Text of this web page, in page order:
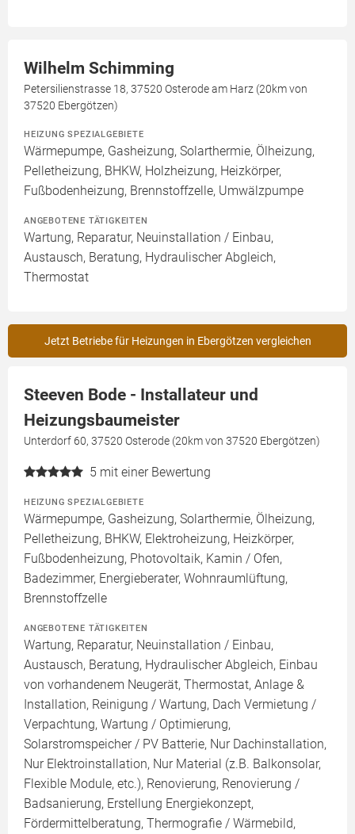
Wilhelm Schimming
Petersilienstrasse 18, 37520 Osterode am Harz (20km von
37520 Ebergötzen)
HEIZUNG SPEZIALGEBIETE
Wärmepumpe, Gasheizung, Solarthermie, Ölheizung,
Pelletheizung, BHKW, Holzheizung, Heizkörper,
Fußbodenheizung, Brennstoffzelle, Umwälzpumpe
ANGEBOTENE TÄTIGKEITEN
Wartung, Reparatur, Neuinstallation / Einbau,
Austausch, Beratung, Hydraulischer Abgleich,
Thermostat
Jetzt Betriebe für Heizungen in Ebergötzen vergleichen
Steeven Bode - Installateur und
Heizungsbaumeister
Unterdorf 60, 37520 Osterode (20km von 37520 Ebergötzen)
5 mit einer Bewertung
HEIZUNG SPEZIALGEBIETE
Wärmepumpe, Gasheizung, Solarthermie, Ölheizung,
Pelletheizung, BHKW, Elektroheizung, Heizkörper,
Fußbodenheizung, Photovoltaik, Kamin / Ofen,
Badezimmer, Energieberater, Wohnraumlüftung,
Brennstoffzelle
ANGEBOTENE TÄTIGKEITEN
Wartung, Reparatur, Neuinstallation / Einbau,
Austausch, Beratung, Hydraulischer Abgleich, Einbau
von vorhandenem Neugerät, Thermostat, Anlage &
Installation, Reinigung / Wartung, Dach Vermietung /
Verpachtung, Wartung / Optimierung,
Solarstromspeicher / PV Batterie, Nur Dachinstallation,
Nur Elektroinstallation, Nur Material (z.B. Balkonsolar,
Flexible Module, etc.), Renovierung, Renovierung /
Badsanierung, Erstellung Energiekonzept,
Fördermittelberatung, Thermografie / Wärmebild,